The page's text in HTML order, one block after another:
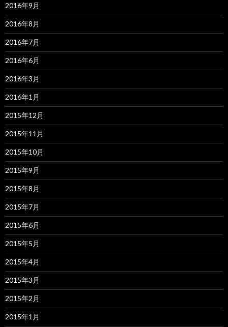
2016年9月
2016年8月
2016年7月
2016年6月
2016年3月
2016年1月
2015年12月
2015年11月
2015年10月
2015年9月
2015年8月
2015年7月
2015年6月
2015年5月
2015年4月
2015年3月
2015年2月
2015年1月